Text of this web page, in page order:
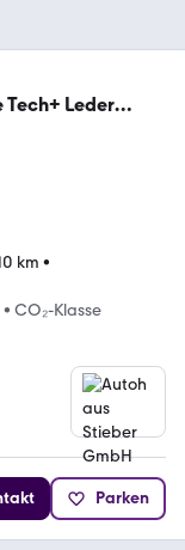
Tech+ Leder
Pri...
km •
• CO₂-Klasse
Parken